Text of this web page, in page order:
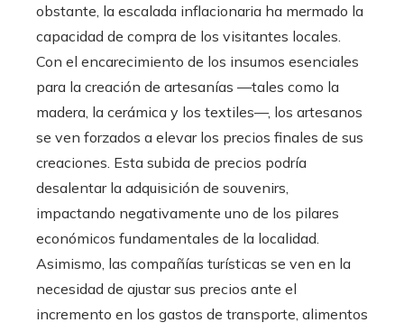
obstante, la escalada inflacionaria ha mermado la
capacidad de compra de los visitantes locales.
Con el encarecimiento de los insumos esenciales
para la creación de artesanías —tales como la
madera, la cerámica y los textiles—, los artesanos
se ven forzados a elevar los precios finales de sus
creaciones. Esta subida de precios podría
desalentar la adquisición de souvenirs,
impactando negativamente uno de los pilares
económicos fundamentales de la localidad.
Asimismo, las compañías turísticas se ven en la
necesidad de ajustar sus precios ante el
incremento en los gastos de transporte, alimentos